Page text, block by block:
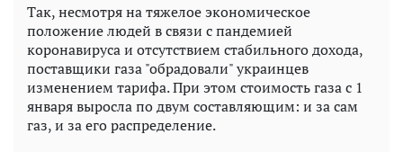
Так, несмотря на тяжелое экономическое
положение людей в связи с пандемией
коронавируса и отсутствием стабильного дохода,
поставщики газа "обрадовали" украинцев
изменением тарифа. При этом стоимость газа с 1
января выросла по двум составляющим: и за сам
газ, и за его распределение.